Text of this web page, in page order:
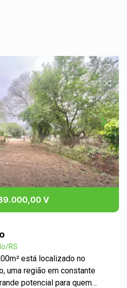
V
RS
está localizado no
uma região em constante
potencial para quem